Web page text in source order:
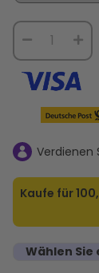
Verdienen
Kaufe für
Wählen Sie